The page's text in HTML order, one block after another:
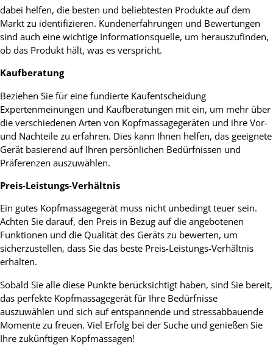
dabei helfen, die besten und beliebtesten Produkte auf dem
Markt zu identifizieren. Kundenerfahrungen und Bewertungen
sind auch eine wichtige Informationsquelle, um herauszufinden,
ob das Produkt hält, was es verspricht.
Kaufberatung
Beziehen Sie für eine fundierte Kaufentscheidung
Expertenmeinungen und Kaufberatungen mit ein, um mehr über
die verschiedenen Arten von Kopfmassagegeräten und ihre Vor-
und Nachteile zu erfahren. Dies kann Ihnen helfen, das geeignete
Gerät basierend auf Ihren persönlichen Bedürfnissen und
Präferenzen auszuwählen.
Preis-Leistungs-Verhältnis
Ein gutes Kopfmassagegerät muss nicht unbedingt teuer sein.
Achten Sie darauf, den Preis in Bezug auf die angebotenen
Funktionen und die Qualität des Geräts zu bewerten, um
sicherzustellen, dass Sie das beste Preis-Leistungs-Verhältnis
erhalten.
Sobald Sie alle diese Punkte berücksichtigt haben, sind Sie bereit,
das perfekte Kopfmassagegerät für Ihre Bedürfnisse
auszuwählen und sich auf entspannende und stressabbauende
Momente zu freuen. Viel Erfolg bei der Suche und genießen Sie
Ihre zukünftigen Kopfmassagen!